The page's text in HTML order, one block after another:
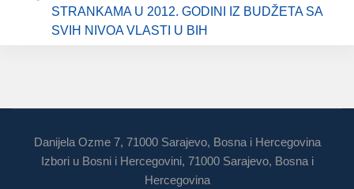
STRANKAMA U 2012. GODINI IZ BUDŽETA SA
SVIH NIVOA VLASTI U BIH
Danijela Ozme 7, 71000 Sarajevo, Bosna i Hercegovina
Izbori u Bosni i Hercegovini, 71000 Sarajevo, Bosna i
Hercegovina